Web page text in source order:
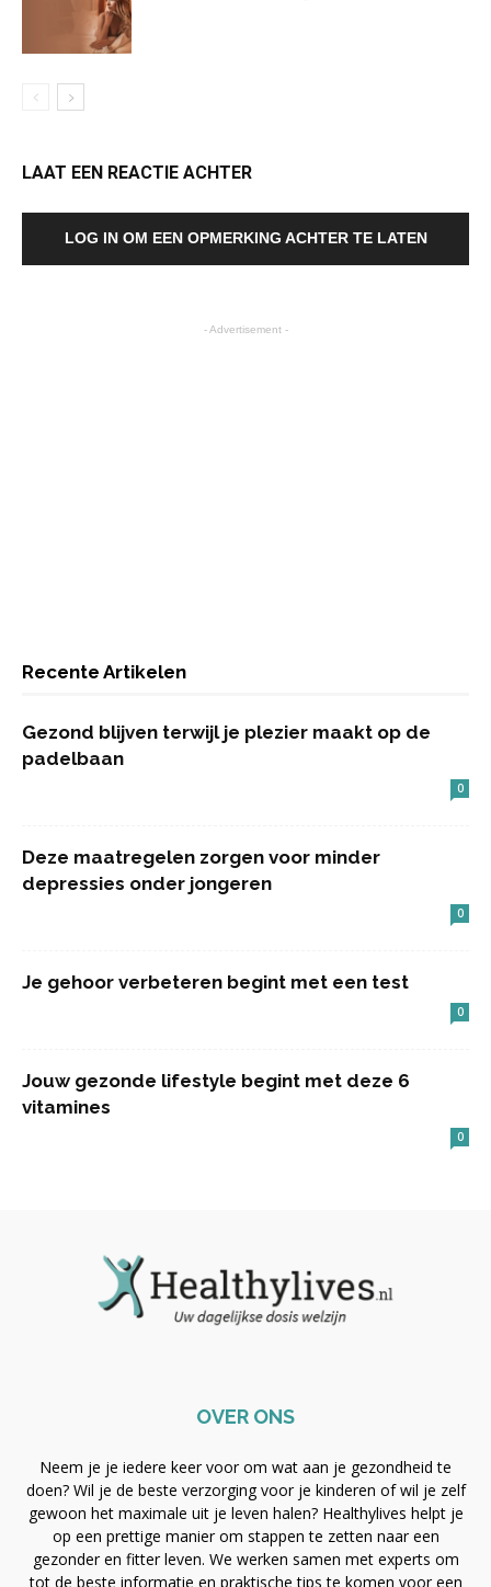
LAAT EEN REACTIE ACHTER
LOG IN OM EEN OPMERKING ACHTER TE LATEN
- Advertisement -
Recente Artikelen
Gezond blijven terwijl je plezier maakt op de
padelbaan
0
Deze maatregelen zorgen voor minder
depressies onder jongeren
0
Je gehoor verbeteren begint met een test
0
Jouw gezonde lifestyle begint met deze 6
vitamines
0
OVER ONS
Neem je je iedere keer voor om wat aan je gezondheid te
doen? Wil je de beste verzorging voor je kinderen of wil je zelf
gewoon het maximale uit je leven halen? Healthylives helpt je
op een prettige manier om stappen te zetten naar een
gezonder en fitter leven. We werken samen met experts om
tot de beste informatie en praktische tips te komen voor een